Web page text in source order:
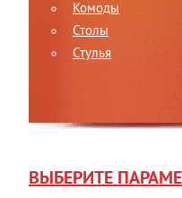
Комоды
Столы
Стулья
ВЫБЕРИТЕ